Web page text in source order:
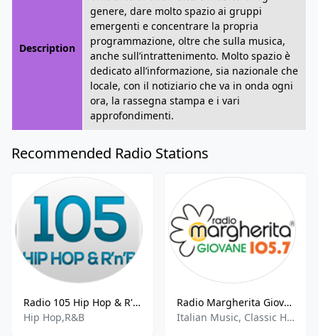
Description
genere, dare molto spazio ai gruppi
emergenti e concentrare la propria
programmazione, oltre che sulla musica,
anche sull’intrattenimento. Molto spazio è
dedicato all’informazione, sia nazionale che
locale, con il notiziario che va in onda ogni
ora, la rassegna stampa e i vari
approfondimenti.
Recommended Radio Stations
Radio 105 Hip Hop & R'n'B
Hip Hop,R&B
Radio Margherita Giovane
Italian Music, Classic Hits